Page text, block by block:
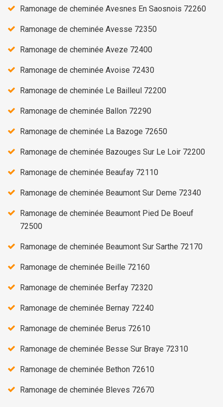
Ramonage de cheminée Avesnes En Saosnois 72260
Ramonage de cheminée Avesse 72350
Ramonage de cheminée Aveze 72400
Ramonage de cheminée Avoise 72430
Ramonage de cheminée Le Bailleul 72200
Ramonage de cheminée Ballon 72290
Ramonage de cheminée La Bazoge 72650
Ramonage de cheminée Bazouges Sur Le Loir 72200
Ramonage de cheminée Beaufay 72110
Ramonage de cheminée Beaumont Sur Deme 72340
Ramonage de cheminée Beaumont Pied De Boeuf
72500
Ramonage de cheminée Beaumont Sur Sarthe 72170
Ramonage de cheminée Beille 72160
Ramonage de cheminée Berfay 72320
Ramonage de cheminée Bernay 72240
Ramonage de cheminée Berus 72610
Ramonage de cheminée Besse Sur Braye 72310
Ramonage de cheminée Bethon 72610
Ramonage de cheminée Bleves 72670